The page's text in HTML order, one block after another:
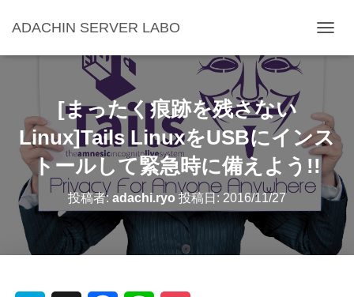
ADACHIN SERVER LABO
ビ
ョ
ン
を
切
り
替
え
[まったく痕跡を残さない
Linux]Tails LinuxをUSBにインス
トールして緊急時に備えよう!!
投稿者: adachi.ryo 投稿日: 2016/11/27